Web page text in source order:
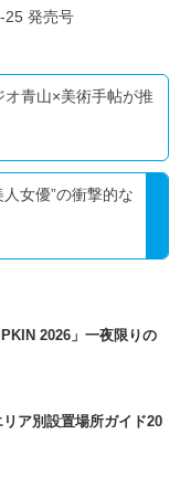
25 発売号
青山×美術手帖が推
女優”の衝撃的な
2026」一夜限りの
ア別設置場所ガイド20